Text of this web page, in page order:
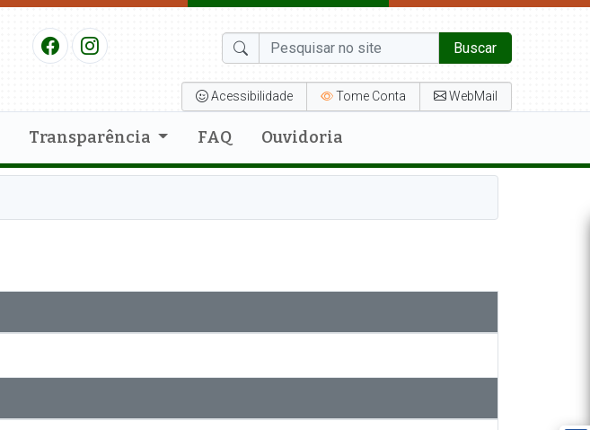
Buscar
Acessibilidade Tome Conta WebMail
Transparência FAQ Ouvidoria